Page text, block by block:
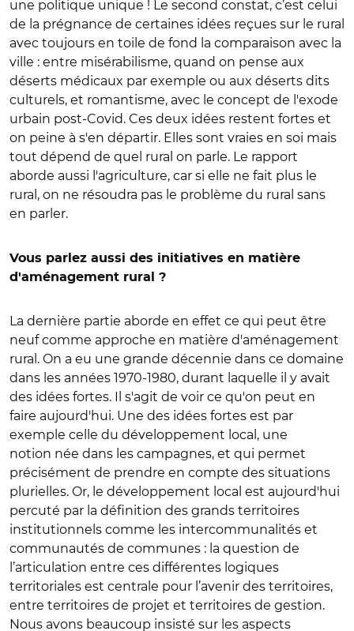
une politique unique ! Le second constat, c’est celui
de la prégnance de certaines idées reçues sur le rural
avec toujours en toile de fond la comparaison avec la
ville : entre misérabilisme, quand on pense aux
déserts médicaux par exemple ou aux déserts dits
culturels, et romantisme, avec le concept de l'exode
urbain post-Covid. Ces deux idées restent fortes et
on peine à s'en départir. Elles sont vraies en soi mais
tout dépend de quel rural on parle. Le rapport
aborde aussi l'agriculture, car si elle ne fait plus le
rural, on ne résoudra pas le problème du rural sans
en parler.
Vous parlez aussi des initiatives en matière
d'aménagement rural ?
La dernière partie aborde en effet ce qui peut être
neuf comme approche en matière d'aménagement
rural. On a eu une grande décennie dans ce domaine
dans les années 1970-1980, durant laquelle il y avait
des idées fortes. Il s'agit de voir ce qu'on peut en
faire aujourd'hui. Une des idées fortes est par
exemple celle du développement local, une
notion née dans les campagnes, et qui permet
précisément de prendre en compte des situations
plurielles. Or, le développement local est aujourd'hui
percuté par la définition des grands territoires
institutionnels comme les intercommunalités et
communautés de communes : la question de
l’articulation entre ces différentes logiques
territoriales est centrale pour l’avenir des territoires,
entre territoires de projet et territoires de gestion.
Nous avons beaucoup insisté sur les aspects